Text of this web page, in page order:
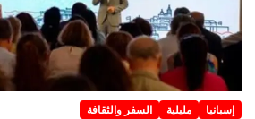
إسبانيا مليلية السفر والثقافة